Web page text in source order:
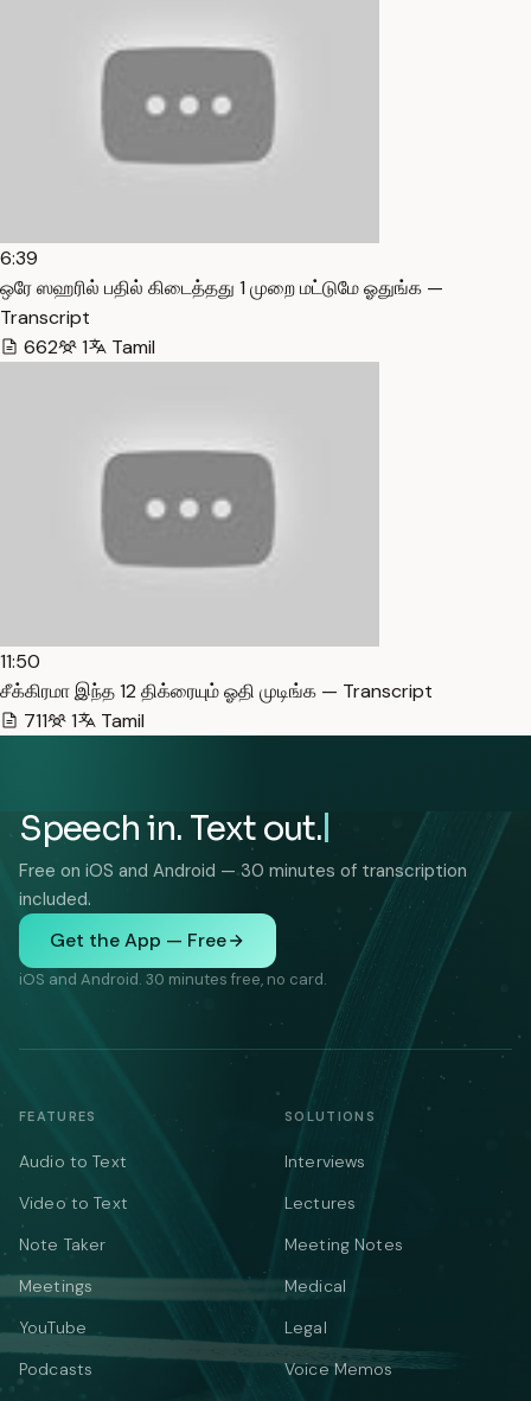
6:39
ஒரே ஸஹரில் பதில் கிடைத்தது 1 முறை மட்டுமே ஓதுங்க —
Transcript
662
1 Tamil
11:50
சீக்கிரமா இந்த 12 திக்ரையும் ஓதி முடிங்க — Transcript
711
1 Tamil
Speech in. Text out.
Free on iOS and Android — 30 minutes of transcription
included.
Get the App — Free
iOS and Android. 30 minutes free, no card.
FEATURES
Audio to Text
Video to Text
Note Taker
Meetings
YouTube
Podcasts
SOLUTIONS
Interviews
Lectures
Meeting Notes
Medical
Legal
Voice Memos